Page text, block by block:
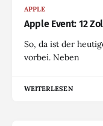
APPLE
Apple Event: 12
So, da ist der
vorbei. Neben
WEITERLESEN